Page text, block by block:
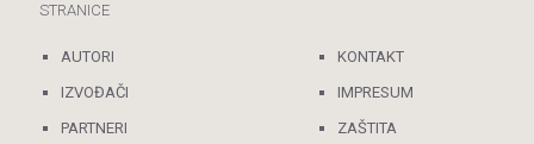
STRANICE
AUTORI
IZVOĐAČI
PARTNERI
KONTAKT
IMPRESUM
ZAŠTITA